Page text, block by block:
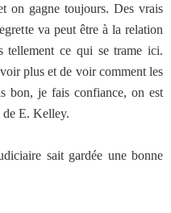
on gagne toujours. Des vrais
va peut être à la relation
tellement ce qui se trame ici.
plus et de voir comment les
bon, je fais confiance, on est
de E. Kelley.
sait gardée une bonne